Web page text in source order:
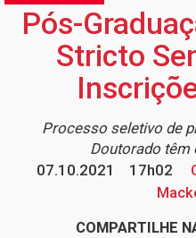
Pós-
Stricto
Processo seletivo de
Doutorado têm
07.10.2021
17h02
COMPARTILHE